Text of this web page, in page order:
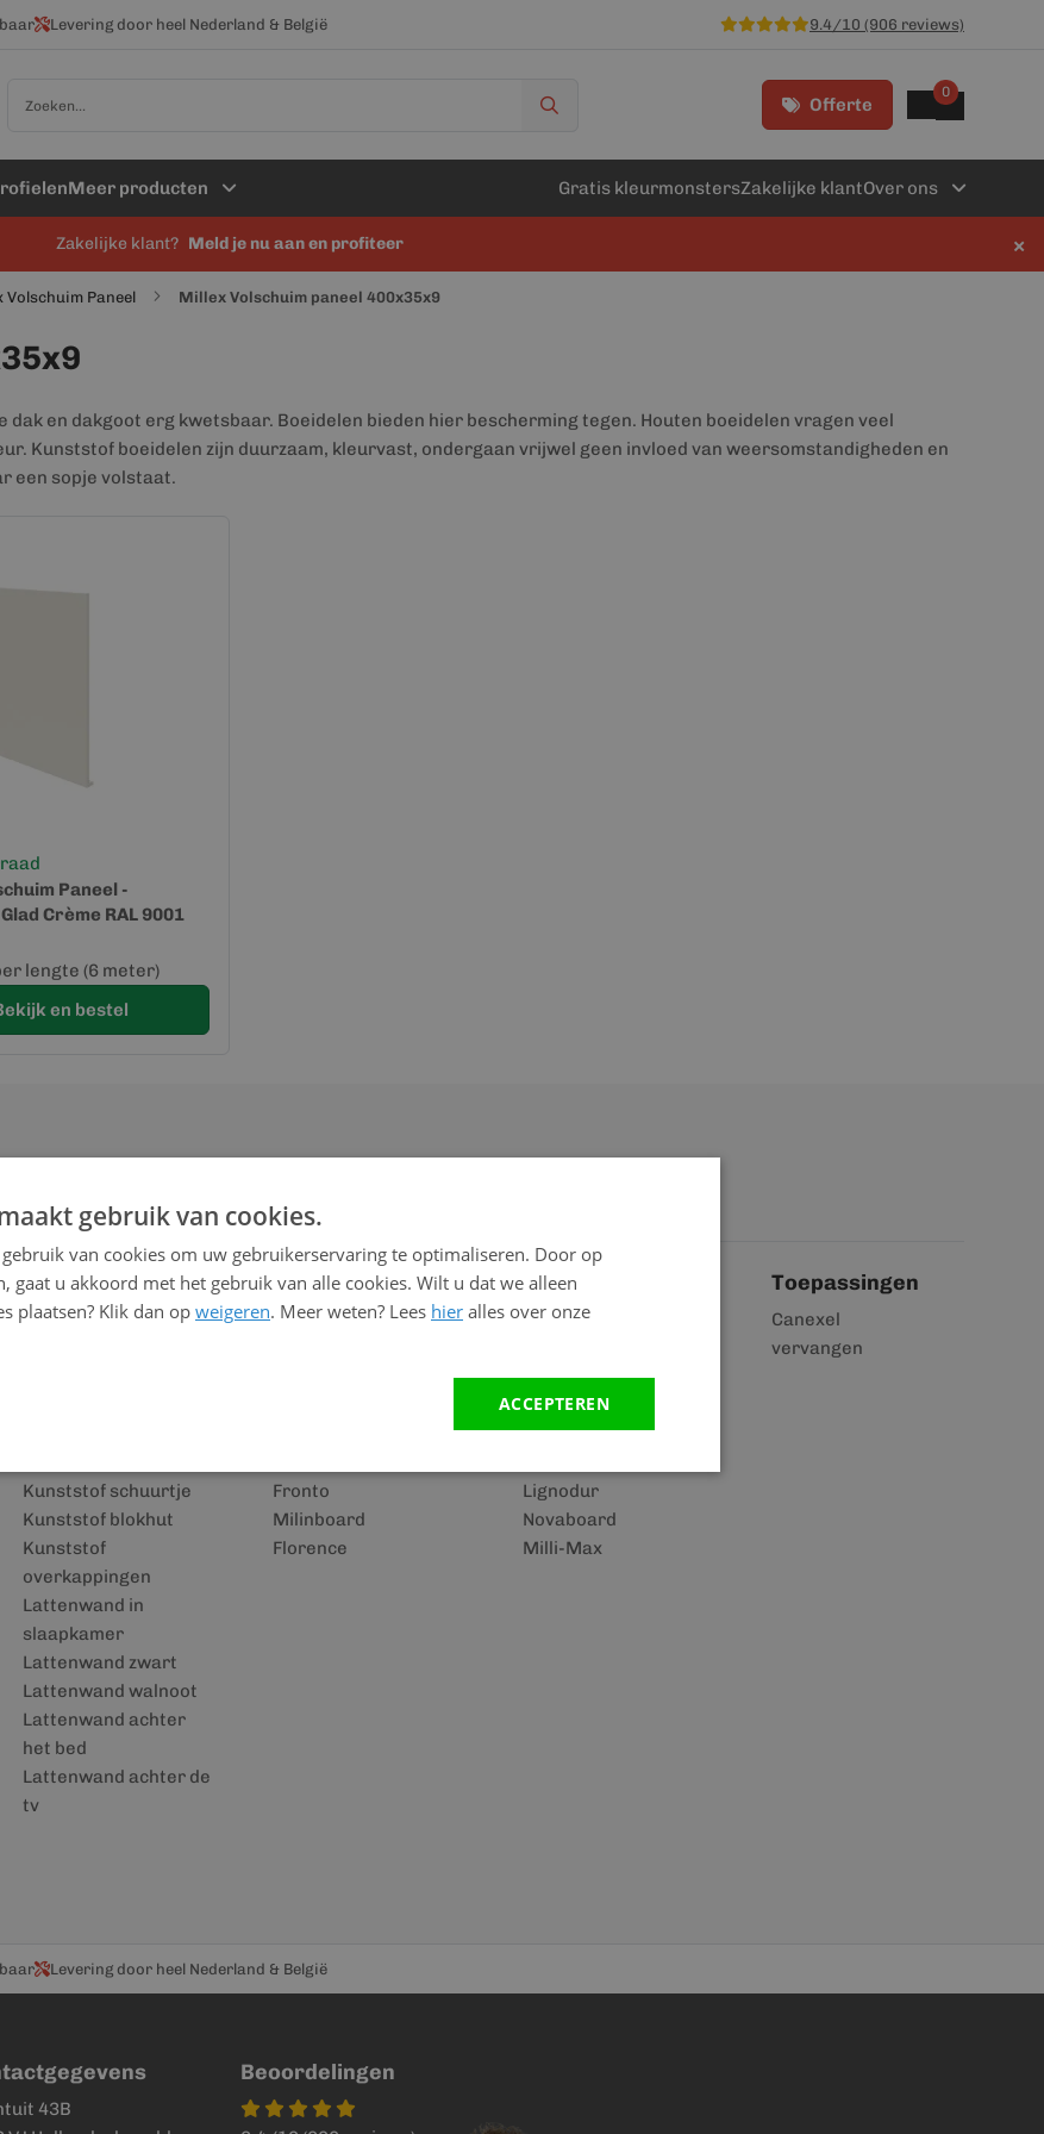
Levering door heel Nederland & België 9.4/10 (906 reviews)
Offerte
0
Meer producten Gratis kleurmonstersZakelijke klantOver ons
Zakelijke klant? Meld je nu aan en profiteer ×
Volschuim Paneel Millex Volschuim paneel 400x35x9
dak en dakgoot erg kwetsbaar. Boeidelen bieden hier bescherming tegen. Houten boeidelen vragen veel
Kunststof boeidelen zijn duurzaam, kleurvast, ondergaan vrijwel geen invloed van weersomstandigheden en
een sopje volstaat.
Paneel -
Crème RAL 9001
lengte (6 meter)
en bestel
Keralit details
Kunststof schuurtje
Kunststof blokhut
Kunststof
overkappingen
Lattenwand in
slaapkamer
Lattenwand zwart
Lattenwand walnoot
Lattenwand achter
het bed
Lattenwand achter de
tv
Merken
Eurotexx
Fronto
Milinboard
Florence
Kerrafront
Unipanel
Heering
Milexx
Lignodur
Novaboard
Milli-Max
Toepassingen
Canexel
vervangen
Levering door heel Nederland & België
43B
Beoordelingen
gebruik van cookies.
van cookies om uw gebruikerservaring te optimaliseren. Door op
gaat u akkoord met het gebruik van alle cookies. Wilt u dat we alleen
plaatsen? Klik dan op weigeren. Meer weten? Lees hier alles over onze
ACCEPTEREN